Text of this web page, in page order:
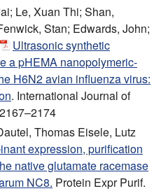
Le, Xuan Thi; Shan,
Stan; Edwards, John;
Ultrasonic synthetic
a pHEMA nanopolymeric-
H6N2 avian influenza virus:
. International Journal of
Thomas Eisele, Lutz
expression, purification
native glutamate racemase
NC8. Protein Expr Purif.